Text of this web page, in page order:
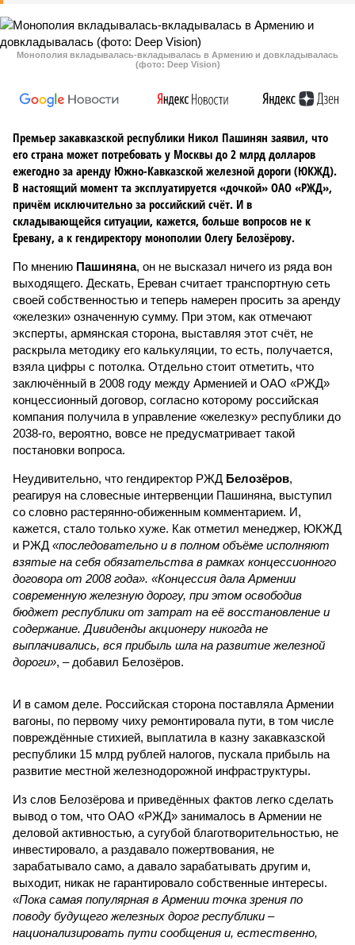
Монополия вкладывалась-вкладывалась в Армению и довкладывалась
(фото: Deep Vision)
Премьер закавказской республики Никол Пашинян заявил, что
его страна может потребовать у Москвы до 2 млрд долларов
ежегодно за аренду Южно-Кавказской железной дороги (ЮКЖД).
В настоящий момент та эксплуатируется «дочкой» ОАО «РЖД»,
причём исключительно за российский счёт. И в
складывающейся ситуации, кажется, больше вопросов не к
Еревану, а к гендиректору монополии Олегу Белозёрову.
По мнению Пашиняна, он не высказал ничего из ряда вон
выходящего. Дескать, Ереван считает транспортную сеть
своей собственностью и теперь намерен просить за аренду
«железки» означенную сумму. При этом, как отмечают
эксперты, армянская сторона, выставляя этот счёт, не
раскрыла методику его калькуляции, то есть, получается,
взяла цифры с потолка. Отдельно стоит отметить, что
заключённый в 2008 году между Арменией и ОАО «РЖД»
концессионный договор, согласно которому российская
компания получила в управление «железку» республики до
2038-го, вероятно, вовсе не предусматривает такой
постановки вопроса.
Неудивительно, что гендиректор РЖД Белозёров,
реагируя на словесные интервенции Пашиняна, выступил
со словно растерянно-обиженным комментарием. И,
кажется, стало только хуже. Как отметил менеджер, ЮКЖД
и РЖД «последовательно и в полном объёме исполняют
взятые на себя обязательства в рамках концессионного
договора от 2008 года». «Концессия дала Армении
современную железную дорогу, при этом освободив
бюджет республики от затрат на её восстановление и
содержание. Дивиденды акционеру никогда не
выплачивались, вся прибыль шла на развитие железной
дороги», – добавил Белозёров.
И в самом деле. Российская сторона поставляла Армении
вагоны, по первому чиху ремонтировала пути, в том числе
повреждённые стихией, выплатила в казну закавказской
республики 15 млрд рублей налогов, пускала прибыль на
развитие местной железнодорожной инфраструктуры.
Из слов Белозёрова и приведённых фактов легко сделать
вывод о том, что ОАО «РЖД» занималось в Армении не
деловой активностью, а сугубой благотворительностью, не
инвестировало, а раздавало пожертвования, не
зарабатывало само, а давало зарабатывать другим и,
выходит, никак не гарантировало собственные интересы.
«Пока самая популярная в Армении точка зрения по
поводу будущего железных дорог рес­публики –
национализировать пути сообщения и, естественно,